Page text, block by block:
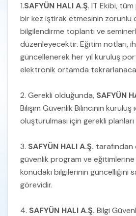
Çocuk İşçiliği Önleme Politikası
İş Etiği Kuralları ve Rüşvet ve
Mücadele Esasları
Fiziksel Güvenlik Politikası
Üçüncü Taraf Güvenlik
Varlıklara Yönelik Sorumluluk
1.SAFYÜN HALI A.Ş. IT Ekibi,
bir kez iştirak etmesinin zorunlu
bilgilendirme toplantı ve
düzenleyecektir. Eğitim notları,
güncellenerek her yıl kuruluş
elektronik ortamda
2. Gerekli olduğunda, SAFYÜN
Bilişim Güvenlik Bilincinin kuruluş
oluşturulması için gerekli
3. SAFYÜN HALI A.Ş.
güvenlik program ve
konudaki bilgilerinin güncelliğini
görevidir.
4. SAFYÜN HALI A.Ş. Bilgi